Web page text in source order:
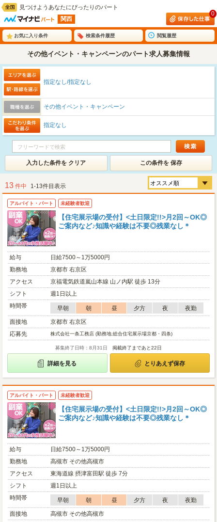
見つけようあなたにぴったりのパート
関西
0
お気に入り条件 検索条件履歴 閲覧履歴
その他イベント・キャンペーンのパート求人募集情報
指定なし/指定なし
その他イベント・キャンペーン
指定なし
入力した条件を クリア この条件を 保存
13 件中 1-13件目表示
アルバイト・パート 未経験者歓迎
【住宅展示場の受付】<土日限定!!>月2回～OK◎
ご案内など♪知識や経験は不要◎残業なし＊
給与
日給7500～1万5000円
勤務地
京都市 右京区
アクセス
京福電気鉄道嵐山本線 山ノ内駅 徒歩 13分
シフト
週1日以上
時間帯
早朝 朝 昼 夕方 夜
夜勤
面接地
京都市 右京区
応募先
株式会社一条工務店 (勤務地:総合住宅展示場京都・四条)
募集終了日時：8月31日 掲載終了まであと22日
詳細を見る とりあえず保存
アルバイト・パート 未経験者歓迎
【住宅展示場の受付】<土日限定!!>月2回～OK◎
ご案内など♪知識や経験は不要◎残業なし＊
給与
日給7500～1万5000円
勤務地
高槻市 その他高槻市
アクセス
東海道線 摂津富田駅 徒歩 7分
シフト
週1日以上
時間帯
早朝 朝 昼 夕方 夜
夜勤
面接地
高槻市 その他高槻市